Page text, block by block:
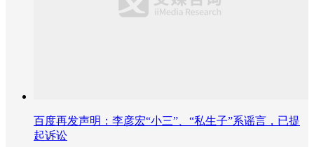
百度再发声明：李彦宏“小三”、“私生子”系谣言，已提
起诉讼